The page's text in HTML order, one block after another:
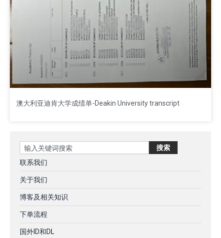
澳大利亚迪肯大学成绩单-Deakin University transcript
Search 搜索
联系我们
关于我们
博客及相关知识
下单流程
国外ID和DL